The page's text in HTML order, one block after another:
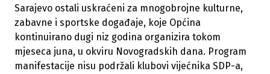
Sarajevo ostali uskraćeni za mnogobrojne kulturne,
zabavne i sportske događaje, koje Općina
kontinuirano dugi niz godina organizira tokom
mjeseca juna, u okviru Novogradskih dana. Program
manifestacije nisu podržali klubovi vijećnika SDP-a,